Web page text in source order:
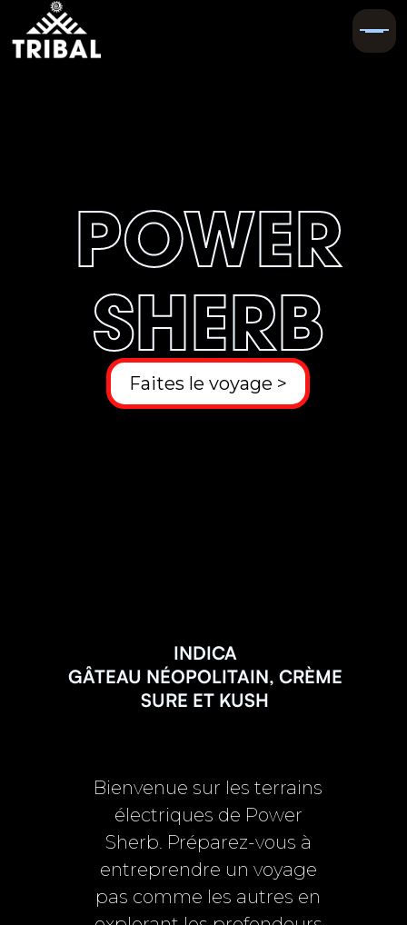
POWER
SHERB
Faites le voyage >
INDICA
GÂTEAU NÉOPOLITAIN, CRÈME
SURE ET KUSH
Bienvenue sur les terrains
électriques de Power
Sherb. Préparez-vous à
entreprendre un voyage
pas comme les autres en